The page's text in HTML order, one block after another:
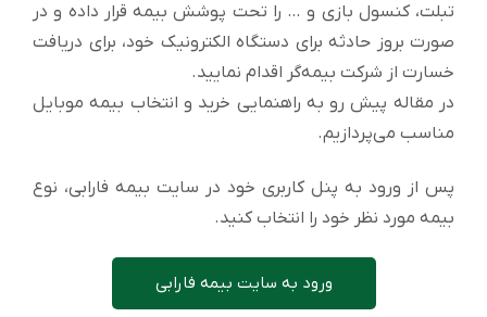
تبلت، کنسول بازی و … را تحت پوشش بیمه قرار داده و در
صورت بروز حادثه برای دستگاه الکترونیک خود، برای دریافت
خسارت از شرکت بیمه‌گر اقدام نمایید.
در مقاله پیش رو به راهنمایی خرید و انتخاب بیمه موبایل
مناسب می‌پردازیم.
پس از ورود به پنل کاربری خود در سایت بیمه فارابی، نوع
بیمه مورد نظر خود را انتخاب کنید.
ورود به سایت بیمه فارابی